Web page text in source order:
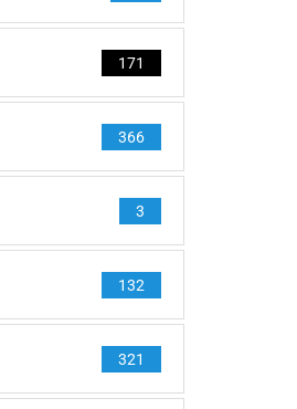
171
366
3
132
321